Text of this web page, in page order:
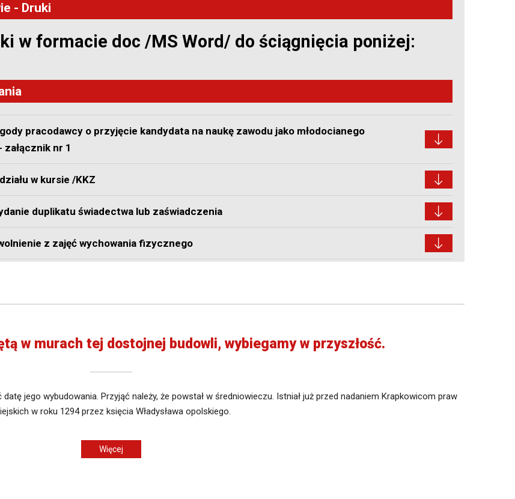
- Druki
w formacie doc /MS Word/ do ściągnięcia poniżej:
pracodawcy o przyjęcie kandydata na naukę zawodu jako młodocianego
załącznik nr 1
w kursie /KKZ
duplikatu świadectwa lub zaświadczenia
z zajęć wychowania fizycznego
w murach tej dostojnej budowli, wybiegamy w przyszłość.
jego wybudowania. Przyjąć należy, że powstał w średniowieczu. Istniał już przed nadaniem Krapkowicom praw
w roku 1294 przez księcia Władysława opolskiego.
Więcej